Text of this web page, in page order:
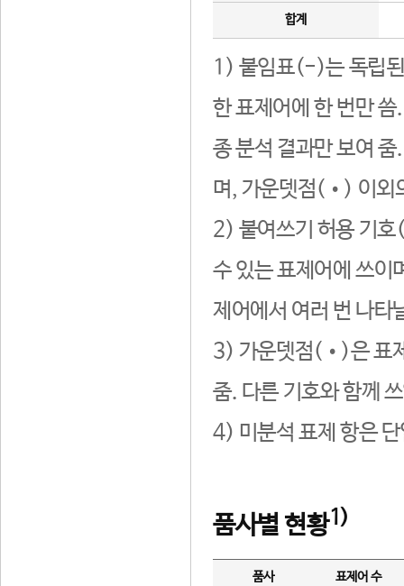
합계
1) 붙임표(-)는 독립된
한 표제어에 한 번만
종 분석 결과만 보여
며, 가운뎃점(•) 이외
2) 붙여쓰기 허용 기호
수 있는 표제어에 쓰이
제어에서 여러 번 나타
3) 가운뎃점(•)은 표
줌. 다른 기호와 함께
4) 미분석 표제 항은
품사별 현황1)
품사 표제어 수